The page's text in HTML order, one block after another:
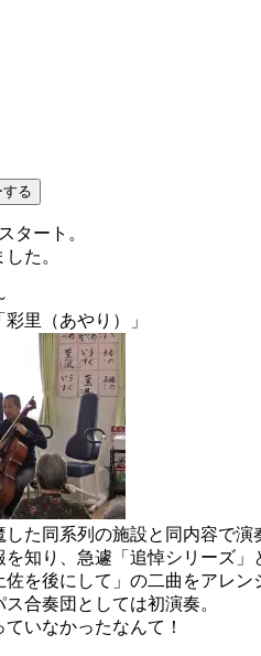
る
タート。
た。
里（あやり）」
た同系列の施設と同内容で演
知り、急遽「追悼シリーズ」
佐を後にして」の二曲をアレン
合奏団としては初演奏。
いなかったなんて！